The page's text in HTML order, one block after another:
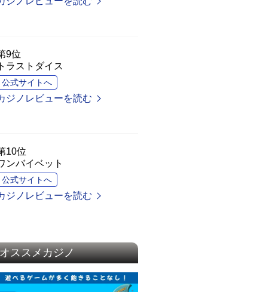
9位
トラストダイス
公式サイトへ
ジノレビューを読む
10位
ンバイベット
公式サイトへ
ジノレビューを読む
オススメカジノ